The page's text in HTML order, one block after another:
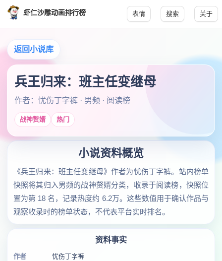
虾仁沙雕动画排行榜 表情 搜索 关于
返回小说库
兵王归来：班主任变继母
作者：忧伤丁字裤 · 男频 · 阅读榜
战神赘婿 热门
小说资料概览
《兵王归来：班主任变继母》作者为忧伤丁字裤。站内榜单
快照将其归入男频的战神赘婿分类，收录于阅读榜，快照位
置为第 18 名，记录热度约 6.2万。这些数值用于确认作品与
观察收录时的榜单状态，不代表平台实时排名。
资料事实
作者 忧伤丁字裤